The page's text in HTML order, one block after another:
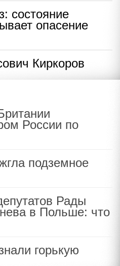
состояние
опасение
Киркоров
России по
подземное
Рады
в Польше: что
горькую